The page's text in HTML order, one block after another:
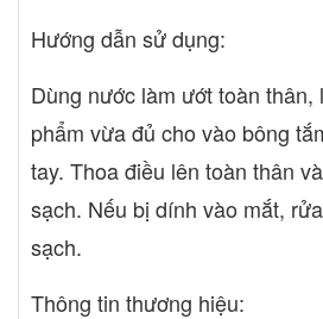
Hướng dẫn sử dụng:
Dùng nước làm ướt toàn thân,
phẩm vừa đủ cho vào bông
tay. Thoa điều lên toàn thân
sạch. Nếu bị dính vào mắt,
sạch.
Thông tin thương hiệu: